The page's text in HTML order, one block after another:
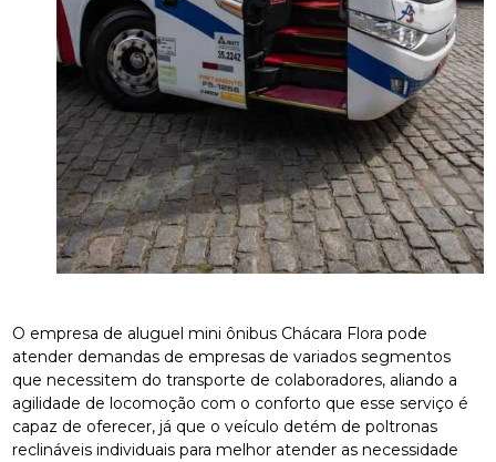
O empresa de aluguel mini ônibus Chácara Flora pode
atender demandas de empresas de variados segmentos
que necessitem do transporte de colaboradores, aliando a
agilidade de locomoção com o conforto que esse serviço é
capaz de oferecer, já que o veículo detém de poltronas
reclináveis individuais para melhor atender as necessidade